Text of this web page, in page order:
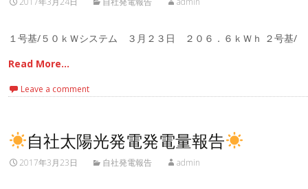
１号基/５０ｋＷシステム ３月２３日 ２０６．６ｋＷｈ ２号基/
Read More…
Leave a comment
自社太陽光発電発電量報告
2017年3月23日 自社発電報告 admin